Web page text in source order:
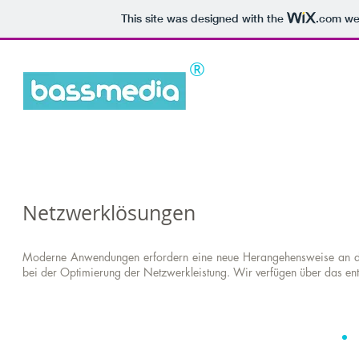
This site was designed with the .com
®
Moderne Anwendungen erfordern eine neue Herangehensweise
bei der Optimierung der Netzwerkleistung. Wir verfügen über das
Netzwerklösungen